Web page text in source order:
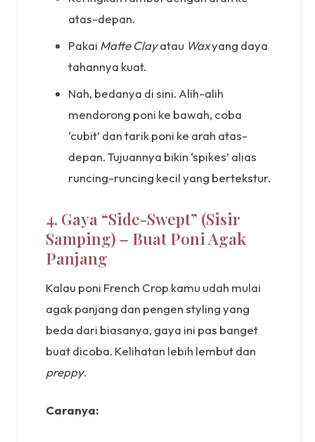
atas-depan.
Pakai Matte Clayatau Waxyang daya
tahannya kuat.
Nah, bedanya di sini. Alih-alih
mendorong poni ke bawah, coba
‘cubit’ dan tarik poni ke arah atas-
depan. Tujuannya bikin ‘spikes’ alias
runcing-runcing kecil yang bertekstur.
4. Gaya “Side-Swept” (Sisir
Samping) – Buat Poni Agak
Panjang
Kalau poni French Crop kamu udah mulai
agak panjang dan pengen styling yang
beda dari biasanya, gaya ini pas banget
buat dicoba. Kelihatan lebih lembut dan
preppy.
Caranya: